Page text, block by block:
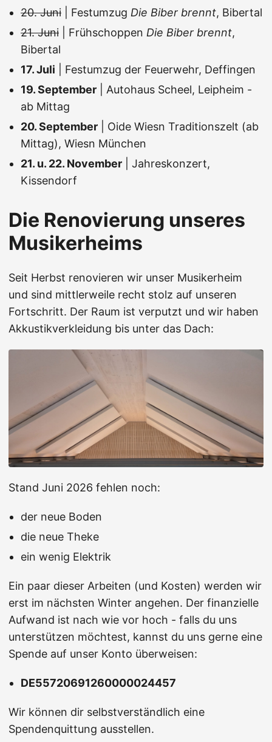
20. Juni | Festumzug Die Biber brennt, Bibertal
21. Juni | Frühschoppen Die Biber brennt,
Bibertal
17. Juli | Festumzug der Feuerwehr, Deffingen
19. September | Autohaus Scheel, Leipheim -
ab Mittag
20. September | Oide Wiesn Traditionszelt (ab
Mittag), Wiesn München
21. u. 22. November | Jahreskonzert,
Kissendorf
Die Renovierung unseres
Musikerheims
Seit Herbst renovieren wir unser Musikerheim
und sind mittlerweile recht stolz auf unseren
Fortschritt. Der Raum ist verputzt und wir haben
Akkustikverkleidung bis unter das Dach:
Stand Juni 2026 fehlen noch:
der neue Boden
die neue Theke
ein wenig Elektrik
Ein paar dieser Arbeiten (und Kosten) werden wir
erst im nächsten Winter angehen. Der finanzielle
Aufwand ist nach wie vor hoch - falls du uns
unterstützen möchtest, kannst du uns gerne eine
Spende auf unser Konto überweisen:
DE55720691260000024457
Wir können dir selbstverständlich eine
Spendenquittung ausstellen.